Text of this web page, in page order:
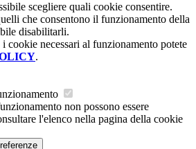
scegliere quali cookie consentire.
che consentono il funzionamento della
disabilitarli.
cookie necessari al funzionamento potete
.
non possono essere
l'elenco nella pagina della cookie